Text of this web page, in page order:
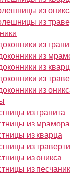
из
из
из
из
из
из
из
из гранита
из мрамора
из кварца
из
из оникса
из